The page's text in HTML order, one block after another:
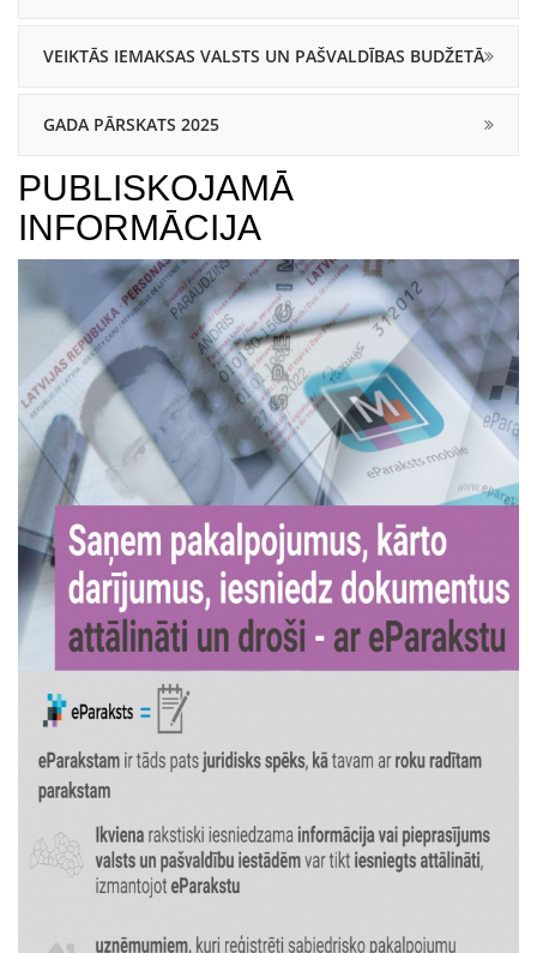
VEIKTĀS IEMAKSAS VALSTS UN PAŠVALDĪBAS BUDŽETĀ
GADA PĀRSKATS 2025
PUBLISKOJAMĀ
INFORMĀCIJA